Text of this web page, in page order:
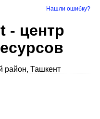
Нашли ошибку?
- центр
район, Ташкент